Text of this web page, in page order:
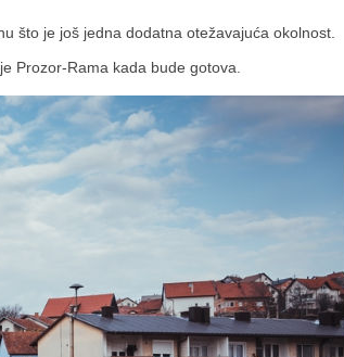
što je još jedna dodatna otežavajuća okolnost.
Prozor-Rama kada bude gotova.